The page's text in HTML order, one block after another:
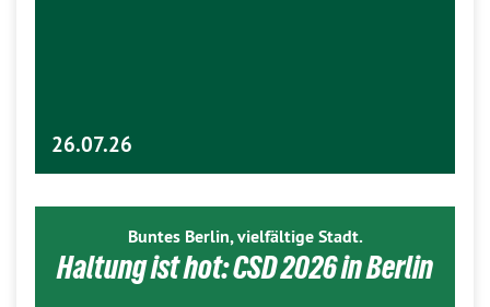
26.07.26
Buntes Berlin, vielfältige Stadt.
Haltung ist hot: CSD 2026 in Berlin